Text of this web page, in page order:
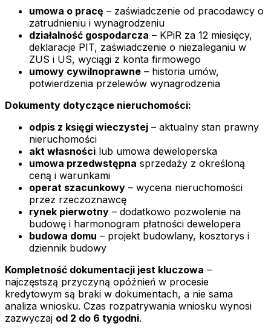
umowa o pracę – zaświadczenie od pracodawcy o
zatrudnieniu i wynagrodzeniu
działalność gospodarcza – KPiR za 12 miesięcy,
deklaracje PIT, zaświadczenie o niezaleganiu w
ZUS i US, wyciągi z konta firmowego
umowy cywilnoprawne – historia umów,
potwierdzenia przelewów wynagrodzenia
Dokumenty dotyczące nieruchomości:
odpis z księgi wieczystej – aktualny stan prawny
nieruchomości
akt własności lub umowa deweloperska
umowa przedwstępna sprzedaży z określoną
ceną i warunkami
operat szacunkowy – wycena nieruchomości
przez rzeczoznawcę
rynek pierwotny – dodatkowo pozwolenie na
budowę i harmonogram płatności dewelopera
budowa domu – projekt budowlany, kosztorys i
dziennik budowy
Kompletność dokumentacji jest kluczowa –
najczęstszą przyczyną opóźnień w procesie
kredytowym są braki w dokumentach, a nie sama
analiza wniosku. Czas rozpatrywania wniosku wynosi
zazwyczaj od 2 do 6 tygodni.